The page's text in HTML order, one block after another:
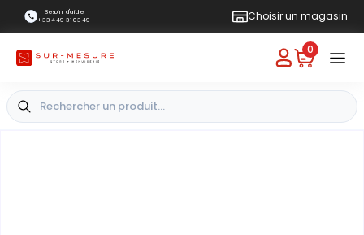
Besoin d'aide
+33 4 49 31 03 49
Choisir un magasin
0